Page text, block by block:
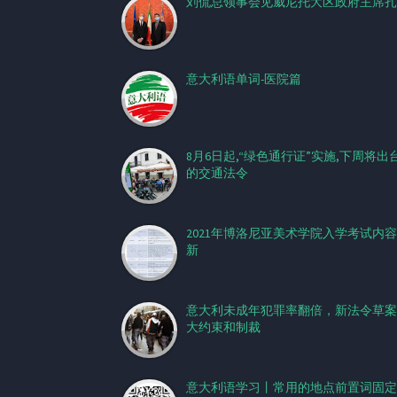
意大利语单词-医院篇
8月6日起,“绿色通行证”实施,下周将出
的交通法令
2021年博洛尼亚美术学院入学考试内
新
意大利未成年犯罪率翻倍，新法令草
大约束和制裁
意大利语学习丨常用的地点前置词固